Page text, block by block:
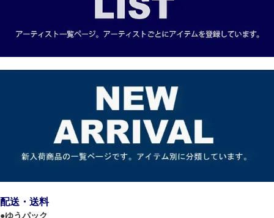
配送・送料
●ゆうパック